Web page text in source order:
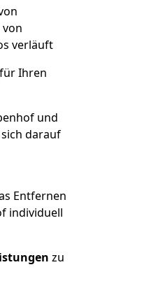
verläuft
Ihren
und
darauf
Entfernen
individuell
zu